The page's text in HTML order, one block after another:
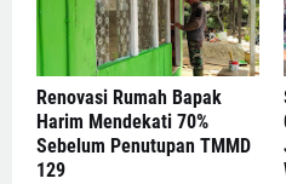
Renovasi Rumah Bapak
Harim Mendekati 70%
Sebelum Penutupan TMMD
129